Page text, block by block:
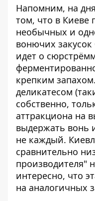
Напомним, на
том, что в Киеве
необычных и
вонючих закусок
идет о
крепким
деликатесом
собственно,
аттракциона на
выдержать вонь
не каждый.
сравнительно
производителя"
интересно, что
на аналогичных